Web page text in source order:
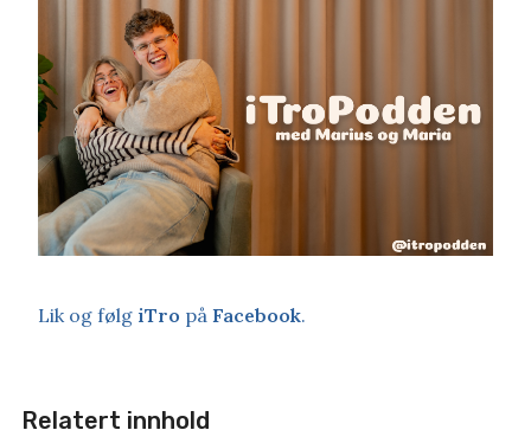
Lik og følg iTro på Facebook.
Relatert innhold